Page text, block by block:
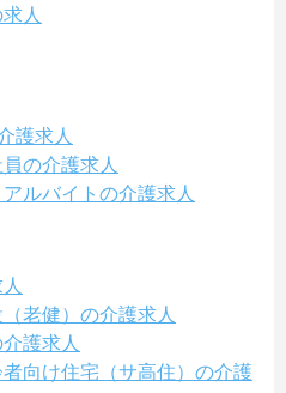
人
護求人
の介護求人
ルバイトの介護求人
老健）の介護求人
護求人
向け住宅（サ高住）の介護